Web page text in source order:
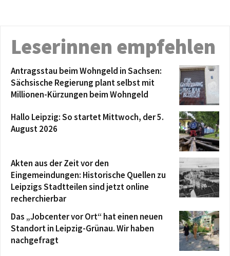
Leserinnen empfehlen
Antragsstau beim Wohngeld in Sachsen:
Sächsische Regierung plant selbst mit
Millionen-Kürzungen beim Wohngeld
Hallo Leipzig: So startet Mittwoch, der 5.
August 2026
Akten aus der Zeit vor den
Eingemeindungen: Historische Quellen zu
Leipzigs Stadtteilen sind jetzt online
recherchierbar
Das „Jobcenter vor Ort“ hat einen neuen
Standort in Leipzig-Grünau. Wir haben
nachgefragt